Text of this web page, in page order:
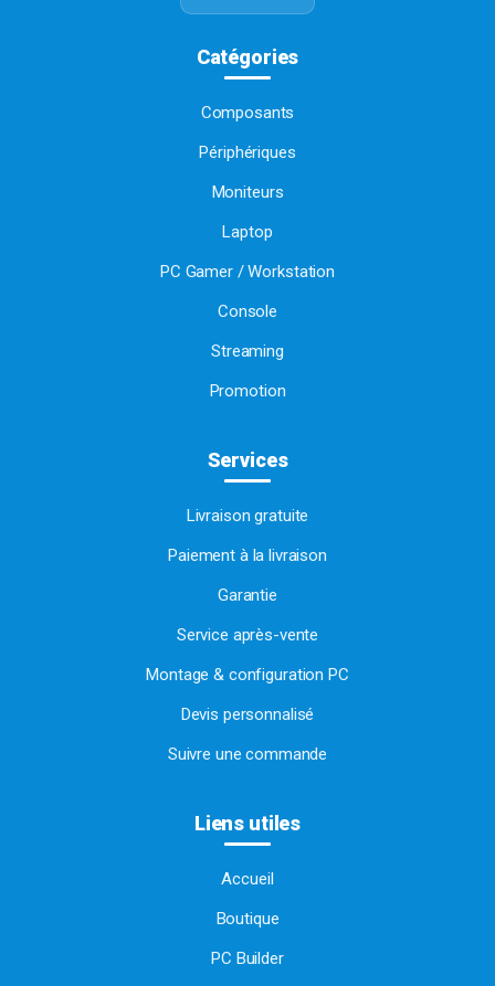
Catégories
Composants
Périphériques
Moniteurs
Laptop
PC Gamer / Workstation
Console
Streaming
Promotion
Services
Livraison gratuite
Paiement à la livraison
Garantie
Service après-vente
Montage & configuration PC
Devis personnalisé
Suivre une commande
Liens utiles
Accueil
Boutique
PC Builder